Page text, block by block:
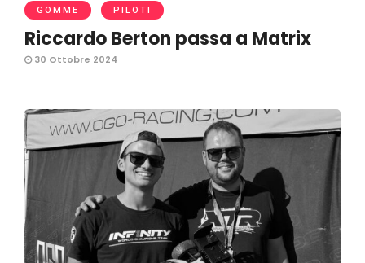
GOMME PILOTI
Riccardo Berton passa a Matrix
30 Ottobre 2024